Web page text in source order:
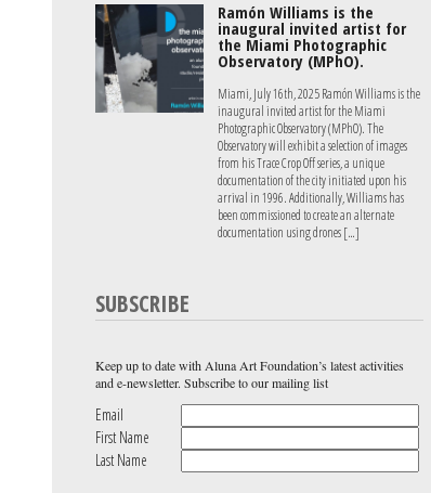
Ramón Williams is the
inaugural invited artist for
the Miami Photographic
Observatory (MPhO).
Miami, July 16th, 2025 Ramón Williams is the
inaugural invited artist for the Miami
Photographic Observatory (MPhO). The
Observatory will exhibit a selection of images
from his Trace Crop Off series, a unique
documentation of the city initiated upon his
arrival in 1996. Additionally, Williams has
been commissioned to create an alternate
documentation using drones […]
SUBSCRIBE
Keep up to date with Aluna Art Foundation’s latest activities
and e-newsletter. Subscribe to our mailing list
Email
First Name
Last Name